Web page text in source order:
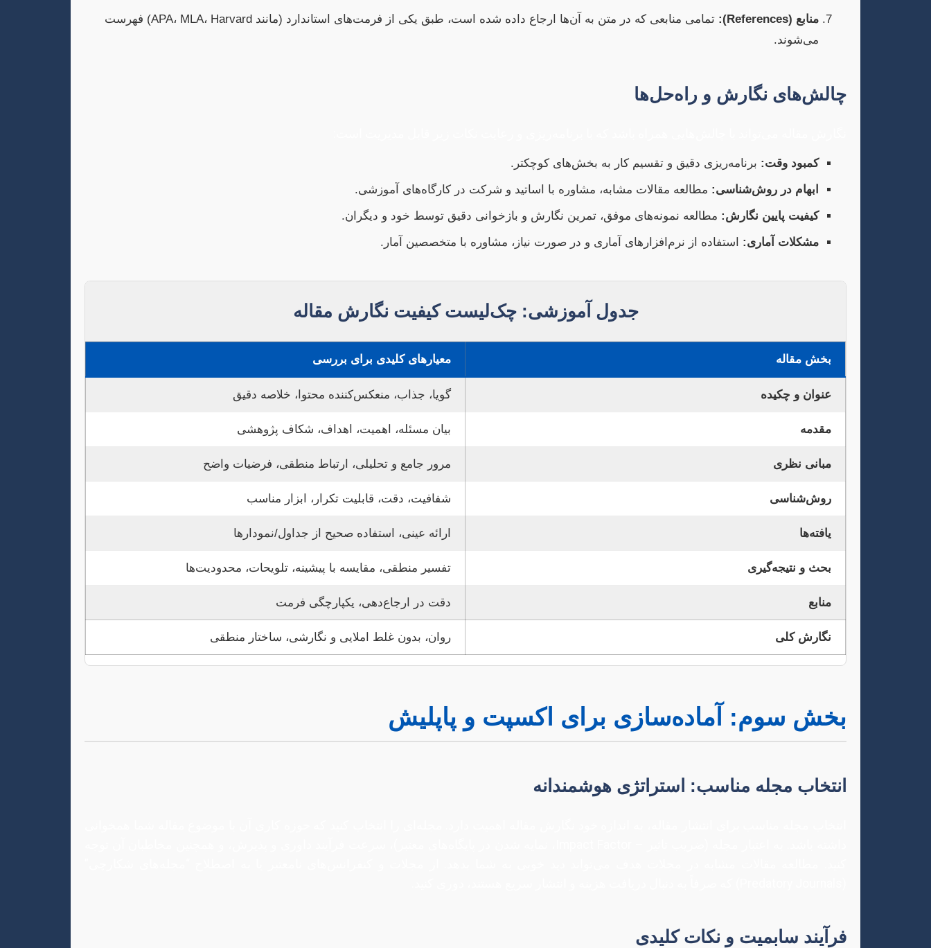
منابع (References):
تمامی منابعی که در متن به آن‌ها ارجاع داده شده است، طبق یکی از فرمت‌های استاندارد (مانند APA، MLA، Harvard) فهرست
می‌شوند.
چالش‌های نگارش و راه‌حل‌ها
کمبود وقت: برنامه‌ریزی دقیق و تقسیم کار به بخش‌های کوچکتر.
ابهام در روش‌شناسی: مطالعه مقالات مشابه، مشاوره با اساتید و شرکت در کارگاه‌های آموزشی.
کیفیت پایین نگارش: مطالعه نمونه‌های موفق، تمرین نگارش و بازخوانی دقیق توسط خود و دیگران.
مشکلات آماری: استفاده از نرم‌افزارهای آماری و در صورت نیاز، مشاوره با متخصصین آمار.
جدول آموزشی: چک‌لیست کیفیت نگارش مقاله
بخش مقاله معیارهای کلیدی برای بررسی
عنوان و چکیده گویا، جذاب، منعکس‌کننده محتوا، خلاصه دقیق
مقدمه بیان مسئله، اهمیت، اهداف، شکاف پژوهشی
مبانی نظری مرور جامع و تحلیلی، ارتباط منطقی، فرضیات واضح
روش‌شناسی شفافیت، دقت، قابلیت تکرار، ابزار مناسب
یافته‌ها ارائه عینی، استفاده صحیح از جداول/نمودارها
بحث و نتیجه‌گیری تفسیر منطقی، مقایسه با پیشینه، تلویحات، محدودیت‌ها
منابع دقت در ارجاع‌دهی، یکپارچگی فرمت
نگارش کلی روان، بدون غلط املایی و نگارشی، ساختار منطقی
بخش سوم: آماده‌سازی برای اکسپت و پاپلیش
انتخاب مجله مناسب: استراتژی هوشمندانه
فرآیند سابمیت و نکات کلیدی